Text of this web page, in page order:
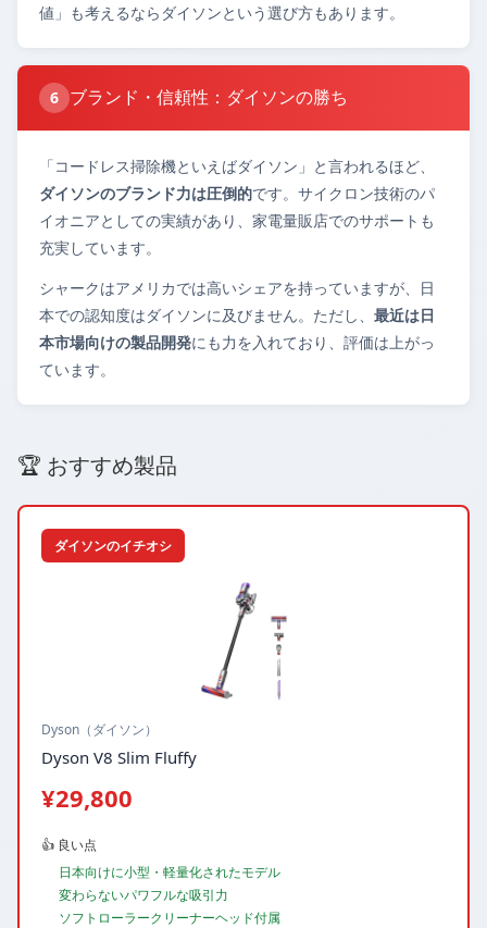
値」も考えるならダイソンという選び方もあります。
6 ブランド・信頼性：ダイソンの勝ち
「コードレス掃除機といえばダイソン」と言われるほど、
ダイソンのブランド力は圧倒的です。サイクロン技術のパ
イオニアとしての実績があり、家電量販店でのサポートも
充実しています。
シャークはアメリカでは高いシェアを持っていますが、日
本での認知度はダイソンに及びません。ただし、 最近は日
本市場向けの製品開発にも力を入れており、評価は上がっ
ています。
🏆 おすすめ製品
ダイソンのイチオシ
Dyson（ダイソン）
Dyson V8 Slim Fluffy
¥29,800
👍 良い点
日本向けに小型・軽量化されたモデル
変わらないパワフルな吸引力
ソフトローラークリーナーヘッド付属